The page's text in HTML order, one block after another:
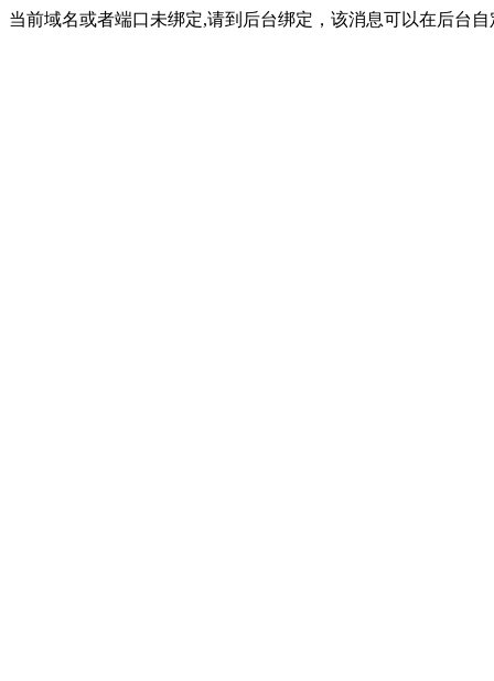
当前域名或者端口未绑定,请到后台绑定，该消息可以在后台自